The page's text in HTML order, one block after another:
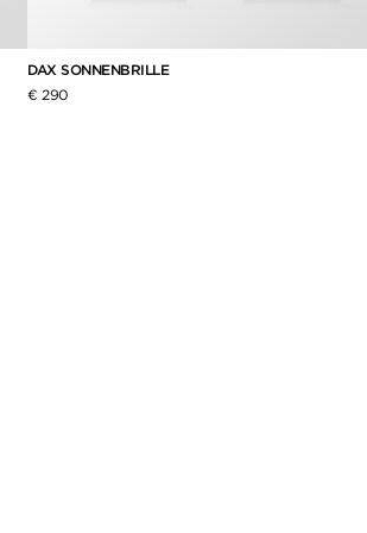
DAX SONNENBRILLE
€ 290